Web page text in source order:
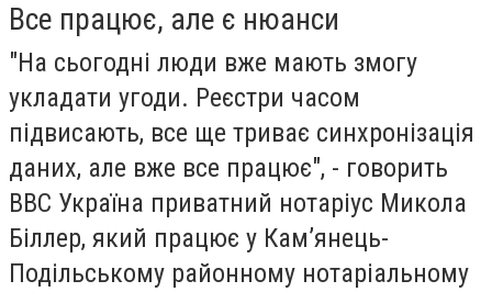
Все працює, але є нюанси
"На сьогодні люди вже мають змогу
укладати угоди. Реєстри часом
підвисають, все ще триває синхронізація
даних, але вже все працює", - говорить
ВВС Україна приватний нотаріус Микола
Біллер, який працює у Камʼянець-
Подільському районному нотаріальному